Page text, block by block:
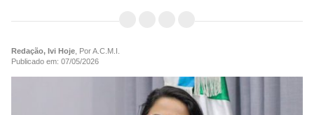
Redação, Ivi Hoje , Por A.C.M.I.
Publicado em: 07/05/2026